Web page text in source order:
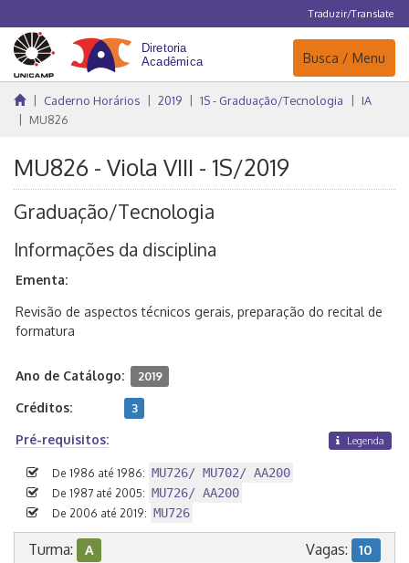
Traduzir/Translate
Navegação
Busca / Menu
Caderno Horários 2019 1S - Graduação/Tecnologia
IA
MU826
MU826 - Viola VIII - 1S/2019
Graduação/Tecnologia
Informações da disciplina
Ementa:
Revisão de aspectos técnicos gerais, preparação do recital de
formatura
Ano de Catálogo: 2019
Créditos: 3
Pré-requisitos: Legenda
De 1986 até 1986: MU726/ MU702/ AA200
De 1987 até 2005: MU726/ AA200
De 2006 até 2019: MU726
Turma: A Vagas: 10